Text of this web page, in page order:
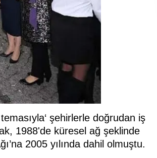
şehirlerle doğrudan iş
1988'de küresel ağ şeklinde
2005 yılında dahil olmuştu.